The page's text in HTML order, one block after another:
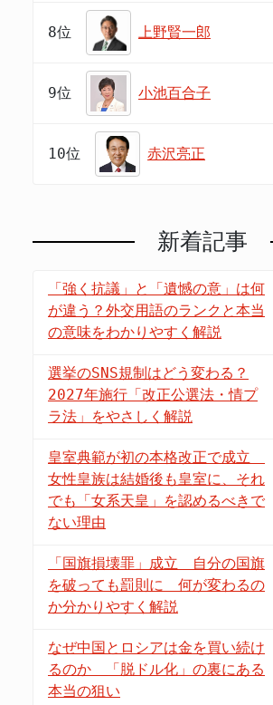
8位 上野賢一郎
9位 小池百合子
10位 赤沢亮正
新着記事
「強く抗議」と「遺憾の意」は何
が違う？外交用語のランクと本当
の意味をわかりやすく解説
選挙のSNS規制はどう変わる？
2027年施行「改正公選法・情プ
ラ法」をやさしく解説
皇室典範が初の本格改正で成立
女性皇族は結婚後も皇室に、それ
でも「女系天皇」を認めるべきで
ない理由
「国旗損壊罪」成立 自分の国旗
を破っても罰則に 何が変わるの
か分かりやすく解説
なぜ中国とロシアは金を買い続け
るのか 「脱ドル化」の裏にある
本当の狙い